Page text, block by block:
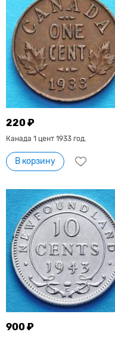
220 ₽
Канада 1 цент 1933 год.
В корзину
900 ₽